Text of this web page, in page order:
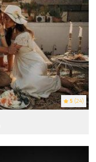
5 (24)